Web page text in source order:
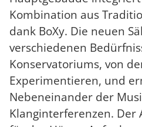
Kombination aus
dank BoXy. Die neuen
verschiedenen
Konservatoriums, von
Experimentieren, und
Nebeneinander der
Klanginterferenzen. Der